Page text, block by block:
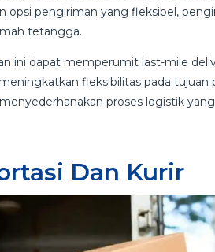
opsi pengiriman yang fleksibel,
tetangga.
ini dapat memperumit last-mile
fleksibilitas pada tujuan
proses logistik
Dan Kurir